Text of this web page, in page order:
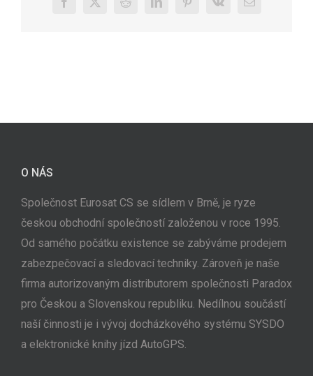
Facebook
X RedditLinkedInPinterest
Vk
E-
O NÁS
Společnost Eurosat CS se sídlem v Brně, je ryze
českou obchodní společností založenou v roce 1995.
Od samého počátku existence se zabýváme prodejem
zabezpečovací a sledovací techniky. Zároveň je naše
firma autorizovaným distributorem společnosti Paradox
pro Českou a Slovenskou republiku. Nedílnou součástí
naší činnosti je i vývoj docházkového systému SYSDO
a elektronické knihy jízd AutoGPS.